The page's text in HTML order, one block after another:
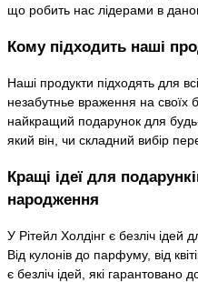
що робить нас лідерами в
Кому підходить наші
Наші продукти підходять для
незабутнье враження на своїх
найкращий подарунок для
який він, чи складний вибір
Кращі ідеї для
народження
У Рітейл Холдінг є безліч ідей
Від кулонів до парфуму, від
є безліч ідей, які гарантовано